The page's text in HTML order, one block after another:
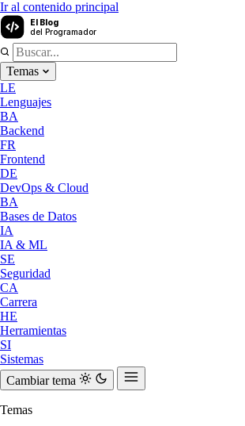
Ir al contenido principal
El Blog
del Programador
Temas
LE
Lenguajes
BA
Backend
FR
Frontend
DE
DevOps & Cloud
BA
Bases de Datos
IA
IA & ML
SE
Seguridad
CA
Carrera
HE
Herramientas
SI
Sistemas
Cambiar tema
Temas